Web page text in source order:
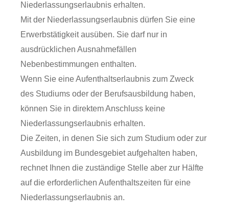
Niederlassungserlaubnis erhalten.
Mit der Niederlassungserlaubnis dürfen Sie eine
Erwerbstätigkeit ausüben. Sie darf nur in
ausdrücklichen Ausnahmefällen
Nebenbestimmungen enthalten.
Wenn Sie eine Aufenthaltserlaubnis zum Zweck
des Studiums oder der Berufsausbildung haben,
können Sie in direktem Anschluss keine
Niederlassungserlaubnis erhalten.
Die Zeiten, in denen Sie sich zum Studium oder zur
Ausbildung im Bundesgebiet aufgehalten haben,
rechnet Ihnen die zuständige Stelle aber zur Hälfte
auf die erforderlichen Aufenthaltszeiten für eine
Niederlassungserlaubnis an.